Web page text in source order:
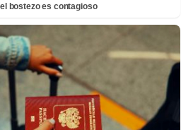
bostezo es contagioso